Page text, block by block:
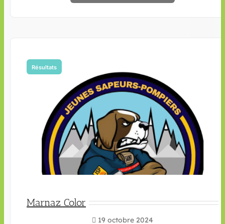
Résultats
Marnaz Color
19 octobre 2024